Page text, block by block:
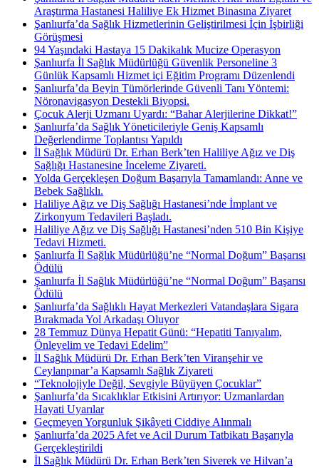
Araştırma Hastanesi Haliliye Ek Hizmet Binasına Ziyaret
Şanlıurfa’da Sağlık Hizmetlerinin Geliştirilmesi İçin İşbirliği
Görüşmesi
94 Yaşındaki Hastaya 15 Dakikalık Mucize Operasyon
Şanlıurfa İl Sağlık Müdürlüğü Güvenlik Personeline 3
Günlük Kapsamlı Hizmet içi Eğitim Programı Düzenlendi
Şanlıurfa’da Beyin Tümörlerinde Güvenli Tanı Yöntemi:
Nöronavigasyon Destekli Biyopsi.
Çocuk Alerji Uzmanı Uyardı: “Bahar Alerjilerine Dikkat!”
Şanlıurfa’da Sağlık Yöneticileriyle Geniş Kapsamlı
Değerlendirme Toplantısı Yapıldı
İl Sağlık Müdürü Dr. Erhan Berk’ten Haliliye Ağız ve Diş
Sağlığı Hastanesine İnceleme Ziyareti.
Yolda Gerçekleşen Doğum Başarıyla Tamamlandı: Anne ve
Bebek Sağlıklı.
Haliliye Ağız ve Diş Sağlığı Hastanesi’nde İmplant ve
Zirkonyum Tedavileri Başladı.
Haliliye Ağız ve Diş Sağlığı Hastanesi’nden 510 Bin Kişiye
Tedavi Hizmeti.
Şanlıurfa İl Sağlık Müdürlüğü’ne “Normal Doğum” Başarısı
Ödülü
Şanlıurfa İl Sağlık Müdürlüğü’ne “Normal Doğum” Başarısı
Ödülü
Şanlıurfa’da Sağlıklı Hayat Merkezleri Vatandaşlara Sigara
Bırakmada Yol Arkadaşı Oluyor
28 Temmuz Dünya Hepatit Günü: “Hepatiti Tanıyalım,
Önleyelim ve Tedavi Edelim”
İl Sağlık Müdürü Dr. Erhan Berk’ten Viranşehir ve
Ceylanpınar’a Kapsamlı Sağlık Ziyareti
“Teknolojiyle Değil, Sevgiyle Büyüyen Çocuklar”
Şanlıurfa’da Sıcaklıklar Etkisini Artırıyor: Uzmanlardan
Hayati Uyarılar
Geçmeyen Yorgunluk Şikâyeti Ciddiye Alınmalı
Şanlıurfa’da 2025 Afet ve Acil Durum Tatbikatı Başarıyla
Gerçekleştirildi
İl Sağlık Müdürü Dr. Erhan Berk’ten Siverek ve Hilvan’a